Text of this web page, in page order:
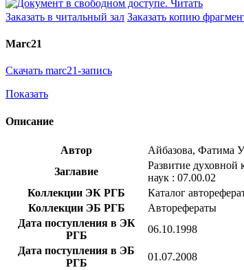
Читать
Заказать в читальный зал Заказать копию
Marc21
Скачать marc21-запись
Показать
Описание
Автор
Айбазова, Фатима
Заглавие
Развитие духовной
наук : 07.00.02
Коллекции ЭК РГБ
Каталог
Коллекции ЭБ РГБ
Авторефераты
Дата поступления в ЭК
РГБ
06.10.1998
Дата поступления в ЭБ
РГБ
01.07.2008